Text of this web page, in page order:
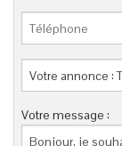
Votre message :